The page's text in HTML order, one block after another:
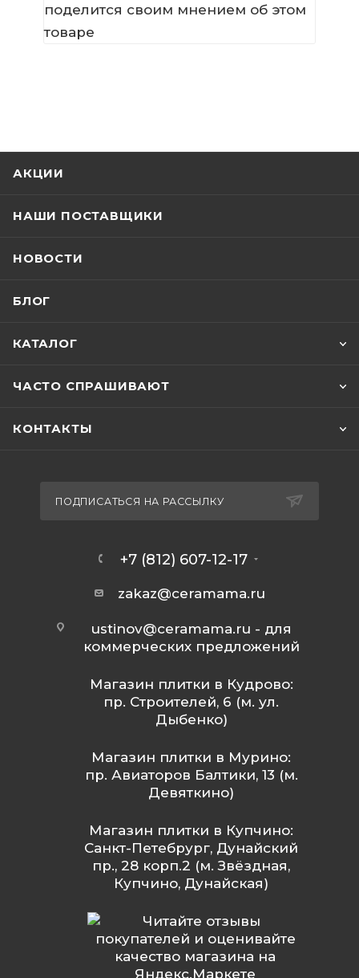
поделится своим мнением об этом
товаре
АКЦИИ
НАШИ ПОСТАВЩИКИ
НОВОСТИ
БЛОГ
КАТАЛОГ
ЧАСТО СПРАШИВАЮТ
КОНТАКТЫ
ПОДПИСАТЬСЯ НА РАССЫЛКУ
+7 (812) 607-12-17
zakaz@ceramama.ru
ustinov@ceramama.ru - для
коммерческих предложений
Магазин плитки в Кудрово:
пр. Строителей, 6 (м. ул.
Дыбенко)
Магазин плитки в Мурино:
пр. Авиаторов Балтики, 13 (м.
Девяткино)
Магазин плитки в Купчино:
Санкт-Петебрург, Дунайский
пр., 28 корп.2 (м. Звёздная,
Купчино, Дунайская)